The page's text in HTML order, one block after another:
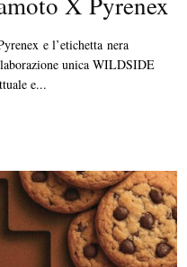
e l’etichetta nera
unica WILDSIDE
e...